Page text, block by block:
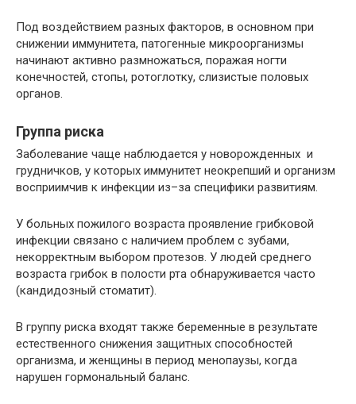
Под воздействием разных факторов, в основном при
снижении иммунитета, патогенные микроорганизмы
начинают активно размножаться, поражая ногти
конечностей, стопы, ротоглотку, слизистые половых
органов.
Группа риска
Заболевание чаще наблюдается у новорожденных и
грудничков, у которых иммунитет неокрепший и организм
восприимчив к инфекции из–за специфики развитиям.
У больных пожилого возраста проявление грибковой
инфекции связано с наличием проблем с зубами,
некорректным выбором протезов. У людей среднего
возраста грибок в полости рта обнаруживается часто
(кандидозный стоматит).
В группу риска входят также беременные в результате
естественного снижения защитных способностей
организма, и женщины в период менопаузы, когда
нарушен гормональный баланс.